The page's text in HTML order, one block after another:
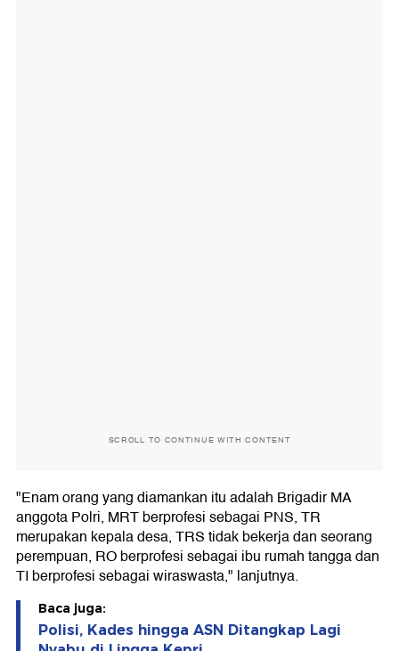
SCROLL TO CONTINUE WITH CONTENT
"Enam orang yang diamankan itu adalah Brigadir MA
anggota Polri, MRT berprofesi sebagai PNS, TR
merupakan kepala desa, TRS tidak bekerja dan seorang
perempuan, RO berprofesi sebagai ibu rumah tangga dan
TI berprofesi sebagai wiraswasta," lanjutnya.
Baca juga:
Polisi, Kades hingga ASN Ditangkap Lagi